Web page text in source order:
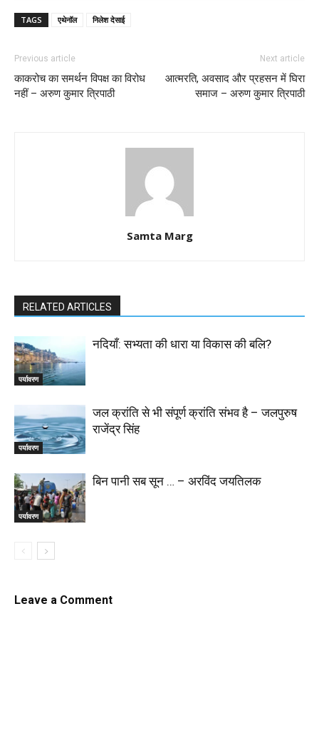
TAGS एथेनॉल निलेश देसाई
Previous article
काकरोच का समर्थन विपक्ष का विरोध
नहीं – अरुण कुमार त्रिपाठी
Next article
आत्मरति, अवसाद और प्रहसन में घिरा
समाज – अरुण कुमार त्रिपाठी
Samta Marg
RELATED ARTICLES
पर्यावरण
नदियाँ: सभ्यता की धारा या विकास की बलि?
पर्यावरण
जल क्रांति से भी संपूर्ण क्रांति संभव है – जलपुरुष
राजेंद्र सिंह
पर्यावरण
बिन पानी सब सून … – अरविंद जयतिलक
Leave a Comment